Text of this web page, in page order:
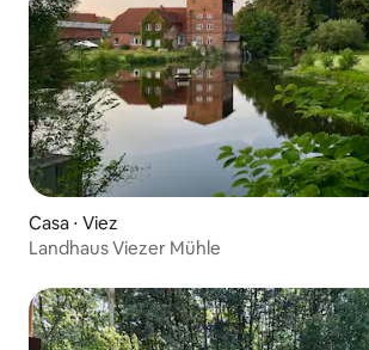
Casa ⋅ Viez
Landhaus Viezer Mühle